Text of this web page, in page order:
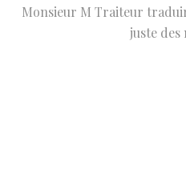
Monsieur M Traiteur
juste des